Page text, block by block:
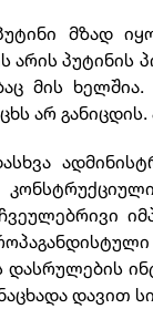
მზად
არის
მის
არ
დასრულების
დავით